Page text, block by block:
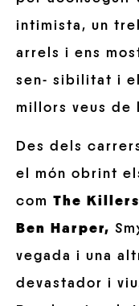
intimista, un
arrels i ens
sen- sibilitat i
millors veus de
Des dels
el món obrint
com The
Ben Harper,
vegada i una
devastador i